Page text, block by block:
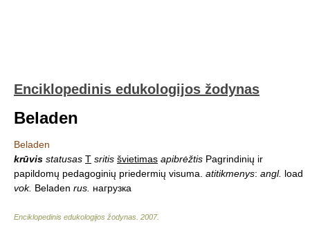
Enciklopedinis edukologijos žodynas
Beladen
Beladen
krūvis statusas T sritis švietimas apibrėžtis Pagrindinių ir
papildomų pedagoginių priedermių visuma. atitikmenys: angl. load
vok. Beladen rus. нагрузка
Enciklopedinis edukologijos žodynas 2007.